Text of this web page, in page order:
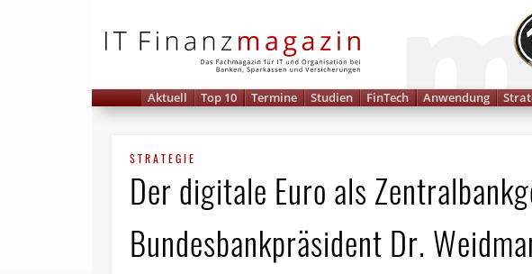
Aktuell Top 10 Termine Studien FinTech Anwendung
STRATEGIE
Der digitale Euro als
Bundes­bank­präsident Dr.